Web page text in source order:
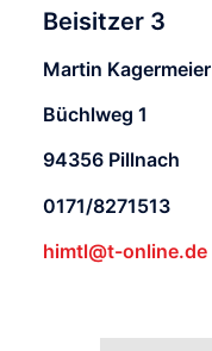
Beisitzer 3
Martin Kagermeier
Büchlweg 1
94356 Pillnach
0171/8271513
himtl@t-online.de